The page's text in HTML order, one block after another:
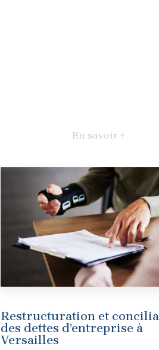
En savoir +
Restructuration et
des dettes d’entreprise à
Versailles